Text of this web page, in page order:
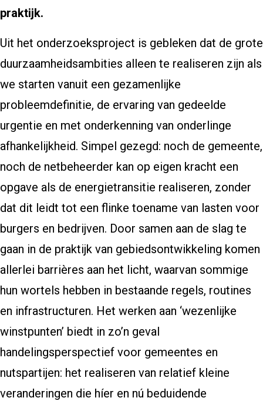
praktijk.
Uit het onderzoeksproject is gebleken dat de grote
duurzaamheidsambities alleen te realiseren zijn als
we starten vanuit een gezamenlijke
probleemdefinitie, de ervaring van gedeelde
urgentie en met onderkenning van onderlinge
afhankelijkheid. Simpel gezegd: noch de gemeente,
noch de netbeheerder kan op eigen kracht een
opgave als de energietransitie realiseren, zonder
dat dit leidt tot een flinke toename van lasten voor
burgers en bedrijven. Door samen aan de slag te
gaan in de praktijk van gebiedsontwikkeling komen
allerlei barrières aan het licht, waarvan sommige
hun wortels hebben in bestaande regels, routines
en infrastructuren. Het werken aan ‘wezenlijke
winstpunten’ biedt in zo’n geval
handelingsperspectief voor gemeentes en
nutspartijen: het realiseren van relatief kleine
veranderingen die híer en nú beduidende